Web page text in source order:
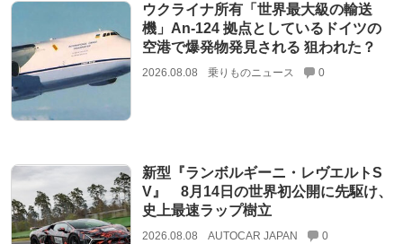
ウクライナ所有「世界最大級の輸送
機」An-124 拠点としているドイツの
空港で爆発物発見される 狙われた？
2026.08.08 乗りものニュース 0
新型『ランボルギーニ・レヴエルトS
V』 8月14日の世界初公開に先駆け、
史上最速ラップ樹立
2026.08.08 AUTOCAR JAPAN 0